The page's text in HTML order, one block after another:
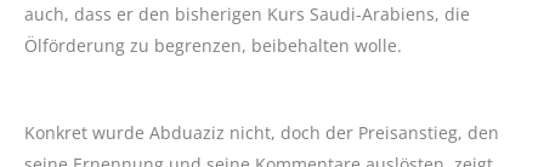
auch, dass er den bisherigen Kurs Saudi-Arabiens, die
Ölförderung zu begrenzen, beibehalten wolle.
Konkret wurde Abduaziz nicht, doch der Preisanstieg, den